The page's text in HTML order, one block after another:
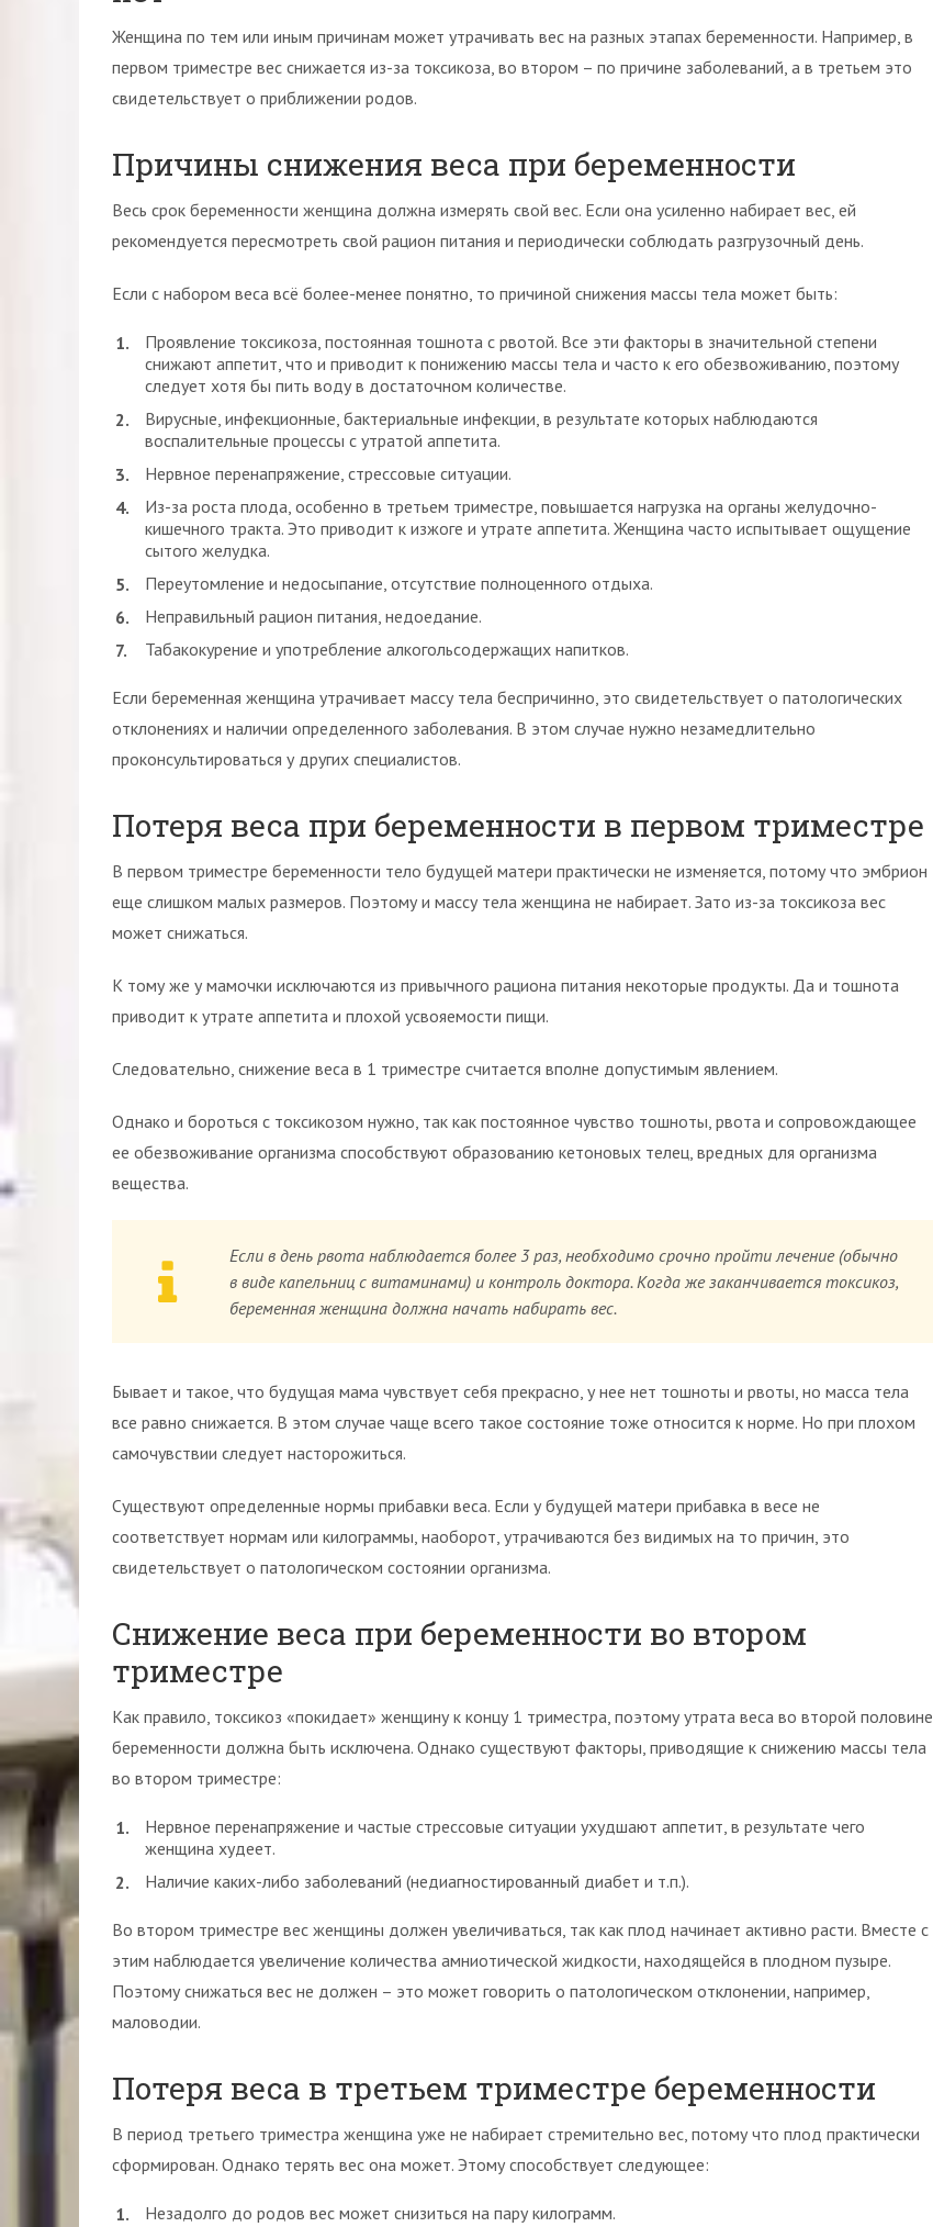
Женщина по тем или иным причинам может утрачивать вес на разных этапах беременности. Например, в
первом триместре вес снижается из-за токсикоза, во втором – по причине заболеваний, а в третьем это
свидетельствует о приближении родов.
Причины снижения веса при беременности
Весь срок беременности женщина должна измерять свой вес. Если она усиленно набирает вес, ей
рекомендуется пересмотреть свой рацион питания и периодически соблюдать разгрузочный день.
Если с набором веса всё более-менее понятно, то причиной снижения массы тела может быть:
Проявление токсикоза, постоянная тошнота с рвотой. Все эти факторы в значительной степени
снижают аппетит, что и приводит к понижению массы тела и часто к его обезвоживанию, поэтому
следует хотя бы пить воду в достаточном количестве.
Вирусные, инфекционные, бактериальные инфекции, в результате которых наблюдаются
воспалительные процессы с утратой аппетита.
Нервное перенапряжение, стрессовые ситуации.
Из-за роста плода, особенно в третьем триместре, повышается нагрузка на органы желудочно-
кишечного тракта. Это приводит к изжоге и утрате аппетита. Женщина часто испытывает ощущение
сытого желудка.
Переутомление и недосыпание, отсутствие полноценного отдыха.
Неправильный рацион питания, недоедание.
Табакокурение и употребление алкогольсодержащих напитков.
Если беременная женщина утрачивает массу тела беспричинно, это свидетельствует о патологических
отклонениях и наличии определенного заболевания. В этом случае нужно незамедлительно
проконсультироваться у других специалистов.
Потеря веса при беременности в первом триместре
В первом триместре беременности тело будущей матери практически не изменяется, потому что эмбрион
еще слишком малых размеров. Поэтому и массу тела женщина не набирает. Зато из-за токсикоза вес
может снижаться.
К тому же у мамочки исключаются из привычного рациона питания некоторые продукты. Да и тошнота
приводит к утрате аппетита и плохой усвояемости пищи.
Следовательно, снижение веса в 1 триместре считается вполне допустимым явлением.
Однако и бороться с токсикозом нужно, так как постоянное чувство тошноты, рвота и сопровождающее
ее обезвоживание организма способствуют образованию кетоновых телец, вредных для организма
вещества.
Если в день рвота наблюдается более 3 раз, необходимо срочно пройти лечение (обычно
в виде капельниц с витаминами) и контроль доктора. Когда же заканчивается токсикоз,
беременная женщина должна начать набирать вес.
Бывает и такое, что будущая мама чувствует себя прекрасно, у нее нет тошноты и рвоты, но масса тела
все равно снижается. В этом случае чаще всего такое состояние тоже относится к норме. Но при плохом
самочувствии следует насторожиться.
Существуют определенные нормы прибавки веса. Если у будущей матери прибавка в весе не
соответствует нормам или килограммы, наоборот, утрачиваются без видимых на то причин, это
свидетельствует о патологическом состоянии организма.
Снижение веса при беременности во втором
триместре
Как правило, токсикоз «покидает» женщину к концу 1 триместра, поэтому утрата веса во второй половине
беременности должна быть исключена. Однако существуют факторы, приводящие к снижению массы тела
во втором триместре:
Нервное перенапряжение и частые стрессовые ситуации ухудшают аппетит, в результате чего
женщина худеет.
Наличие каких-либо заболеваний (недиагностированный диабет и т.п.).
Во втором триместре вес женщины должен увеличиваться, так как плод начинает активно расти. Вместе с
этим наблюдается увеличение количества амниотической жидкости, находящейся в плодном пузыре.
Поэтому снижаться вес не должен – это может говорить о патологическом отклонении, например,
маловодии.
Потеря веса в третьем триместре беременности
В период третьего триместра женщина уже не набирает стремительно вес, потому что плод практически
сформирован. Однако терять вес она может. Этому способствует следующее:
Незадолго до родов вес может снизиться на пару килограмм.